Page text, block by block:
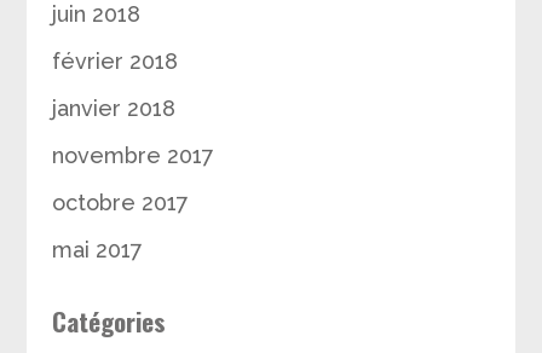
juin 2018
février 2018
janvier 2018
novembre 2017
octobre 2017
mai 2017
Catégories